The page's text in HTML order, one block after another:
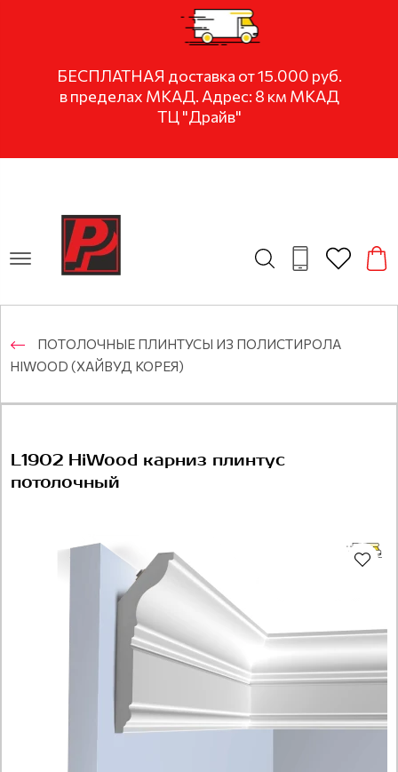
БЕСПЛАТНАЯ доставка от 15.000 руб.
в пределах МКАД. Адрес: 8 км МКАД
ТЦ "Драйв"
ПОТОЛОЧНЫЕ ПЛИНТУСЫ ИЗ ПОЛИСТИРОЛА
HIWOOD (ХАЙВУД КОРЕЯ)
L1902 HiWood карниз плинтус
потолочный